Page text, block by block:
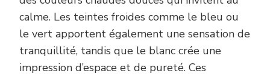
calme. Les teintes froides comme le bleu ou
le vert apportent également une sensation de
tranquillité, tandis que le blanc crée une
impression d’espace et de pureté. Ces